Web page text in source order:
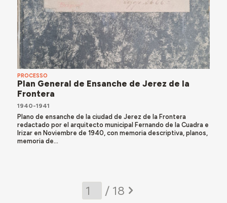
PROCESSO
Plan General de Ensanche de Jerez de la
Frontera
1940-1941
Plano de ensanche de la ciudad de Jerez de la Frontera
redactado por el arquitecto municipal Fernando de la Cuadra e
Irizar en Noviembre de 1940, con memoria descriptiva, planos,
memoria de...
/ 18